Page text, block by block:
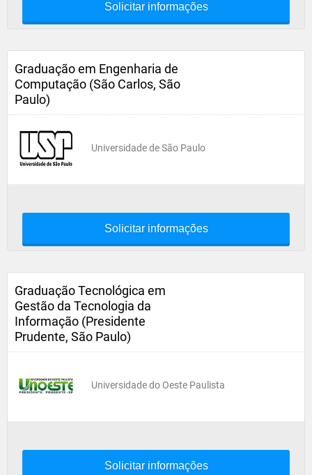
Solicitar informações
Graduação em Engenharia de
Computação (São Carlos, São
Paulo)
Universidade de São Paulo
Solicitar informações
Graduação Tecnológica em
Gestão da Tecnologia da
Informação (Presidente
Prudente, São Paulo)
Universidade do Oeste Paulista
Solicitar informações